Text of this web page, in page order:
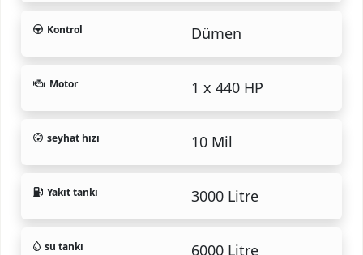
Kontrol Dümen
Motor 1 x 440 HP
seyhat hızı 10 Mil
Yakıt tankı 3000 Litre
su tankı 6000 Litre